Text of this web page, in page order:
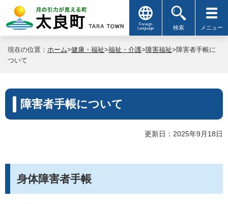
Foreign
Language
検索 メニュー
現在の位置： ホーム>健康・福祉>福祉・介護>障害福祉>障害者手帳に
ついて
障害者手帳について
更新日：2025年9月18日
身体障害者手帳